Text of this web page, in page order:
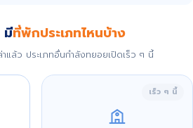
มีที่พักประเภทไหนบ้าง
ล้ว ประเภทอื่นกำลังทยอยเปิดเร็ว ๆ นี้
เร็ว ๆ นี้